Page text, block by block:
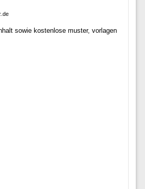
sowie kostenlose muster, vorlagen